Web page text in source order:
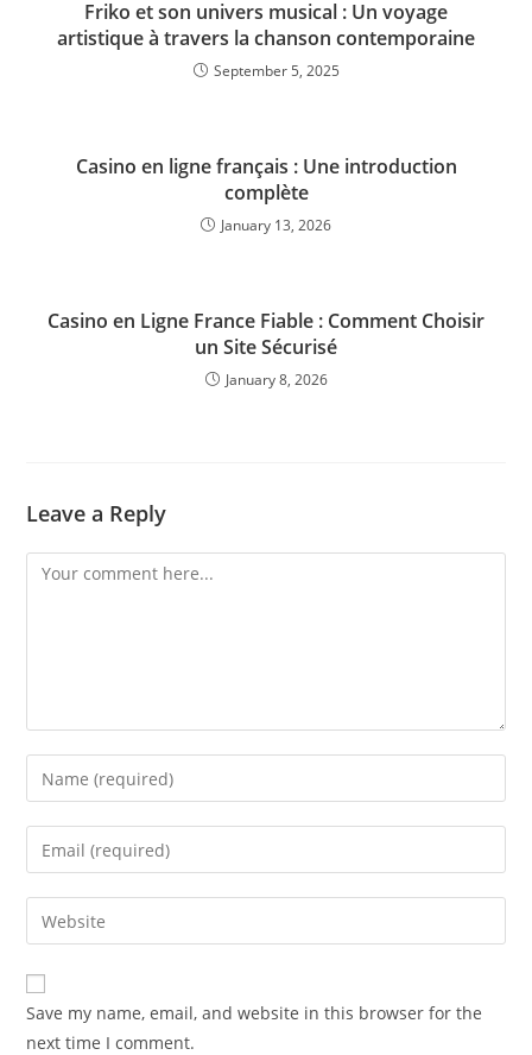
Friko et son univers musical : Un voyage
artistique à travers la chanson contemporaine
September 5, 2025
Casino en ligne français : Une introduction
complète
January 13, 2026
Casino en Ligne France Fiable : Comment Choisir
un Site Sécurisé
January 8, 2026
Leave a Reply
Comment
Enter
your
name
comment
Enter
your
email
address
comment
Enter
your
website
URL
(optional)
Save my name, email, and website in this browser for the
next time I comment.